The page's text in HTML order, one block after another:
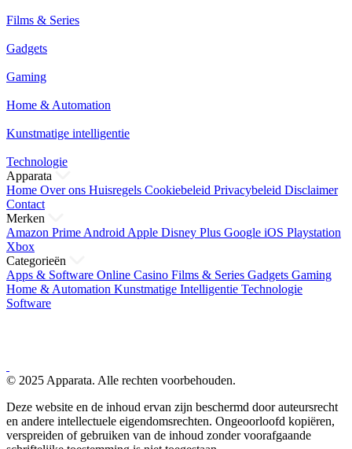
Films & Series
Gadgets
Gaming
Home & Automation
Kunstmatige intelligentie
Technologie
Apparata
Home Over ons Huisregels Cookiebeleid Privacybeleid Disclaimer
Contact
Merken
Amazon PrimeAndroidApple Disney Plus Google iOS Playstation
Xbox
Categorieën
Apps & Software Online Casino Films & Series Gadgets Gaming
Home & Automation Kunstmatige Intelligentie Technologie
Software
© 2025 Apparata. Alle rechten voorbehouden.
Deze website en de inhoud ervan zijn beschermd door auteursrecht
en andere intellectuele eigendomsrechten. Ongeoorloofd kopiëren,
verspreiden of gebruiken van de inhoud zonder voorafgaande